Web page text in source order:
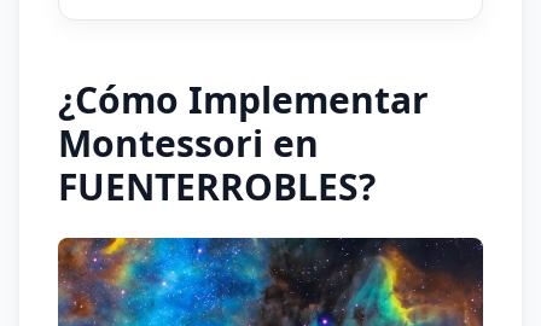
¿Cómo Implementar
Montessori en
FUENTERROBLES?